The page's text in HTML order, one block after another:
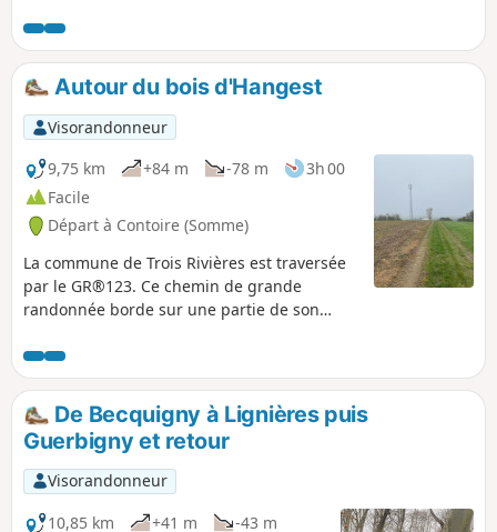
avait un château jusqu’à la première guerre mondiale,
garde deux lieux remarquables de ce passé qui
agrémentent la randonnée.
Autour du bois d'Hangest
Visorandonneur
9,75 km
+84 m -78 m
3h 00
Facile
Départ à Contoire (Somme)
La commune de Trois Rivières est traversée
par le GR®123. Ce chemin de grande
randonnée borde sur une partie de son
privé appelé Bois d’Hangest. Ce bois est en
surplomb de la commune. Emprunter cette
partie du GR® et faire le tour de ce bois et
de la plaine qui l’entoure permet de faire
une boucle de randonnée pleine de charme
avec de beaux paysages.
De Becquigny à Lignières puis
Guerbigny et retour
Visorandonneur
10,85 km
+41 m
-43 m